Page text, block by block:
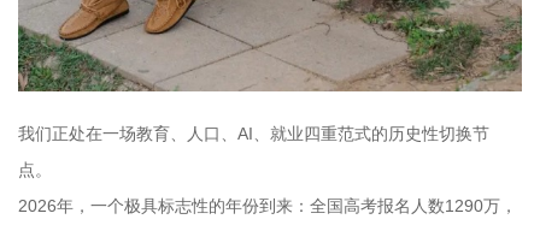
我们正处在一场教育、人口、AI、就业四重范式的历史性切换节
点。
2026年，一个极具标志性的年份到来：全国高考报名人数1290万，